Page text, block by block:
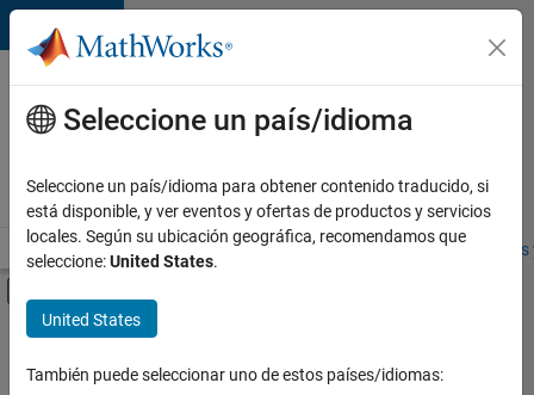
Saltar al contenido
Ofertas
de
empleo
MathWorks
Visión general Búsqueda de empleo Oficinas locales
Contenido principal
FILTRADO POR
Seleccione un país/idioma
Seleccione un país/idioma para obtener contenido traducido, si
está disponible, y ver eventos y ofertas de productos y servicios
locales. Según su ubicación geográfica, recomendamos que
seleccione:United States.
United States
También puede seleccionar uno de estos países/idiomas: